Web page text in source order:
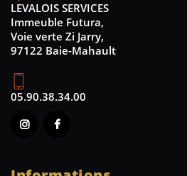
LEVALOIS SERVICES
Immeuble Futura,
Voie verte Zi Jarry,
97122 Baie-Mahault
05.90.38.34.00